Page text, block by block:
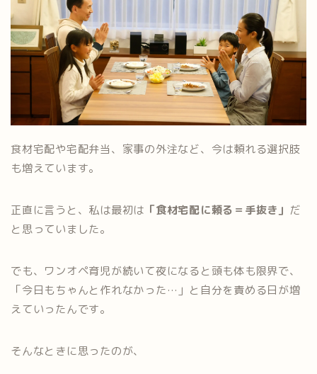
食材宅配や宅配弁当、家事の外注など、今は頼れる選択肢
も増えています。
正直に言うと、私は最初は 「食材宅配に頼る＝手抜き」 だ
と思っていました。
でも、ワンオペ育児が続いて夜になると頭も体も限界で、
「今日もちゃんと作れなかった…」と自分を責める日が増
えていったんです。
そんなときに思ったのが、